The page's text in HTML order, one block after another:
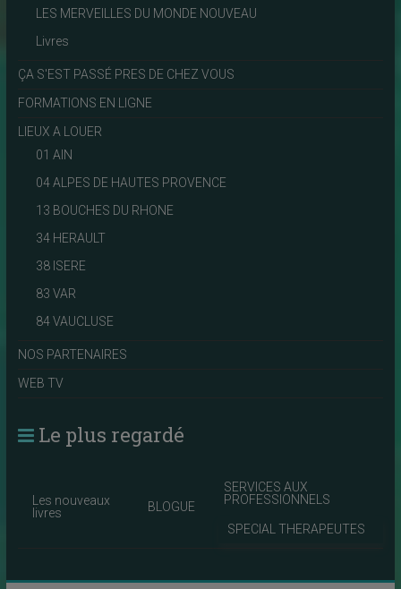
LES MERVEILLES DU MONDE NOUVEAU
Livres
ÇA S'EST PASSÉ PRES DE CHEZ VOUS
FORMATIONS EN LIGNE
LIEUX A LOUER
01 AIN
04 ALPES DE HAUTES PROVENCE
13 BOUCHES DU RHONE
34 HERAULT
38 ISERE
83 VAR
84 VAUCLUSE
NOS PARTENAIRES
WEB TV
Le plus regardé
Les nouveaux
livres
BLOGUE
SERVICES AUX
PROFESSIONNELS
SPECIAL THERAPEUTES